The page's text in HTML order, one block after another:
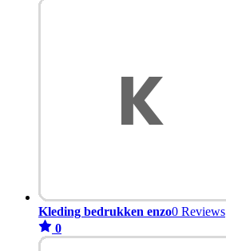
Kleding bedrukken enzo0 Reviews
0